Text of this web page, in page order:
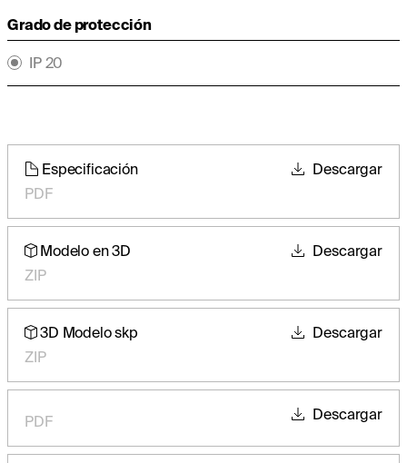
Grado de protección
IP 20
Especificación
PDF
Descargar
Modelo en 3D
ZIP
Descargar
3D Modelo skp
ZIP
Descargar
PDF Descargar